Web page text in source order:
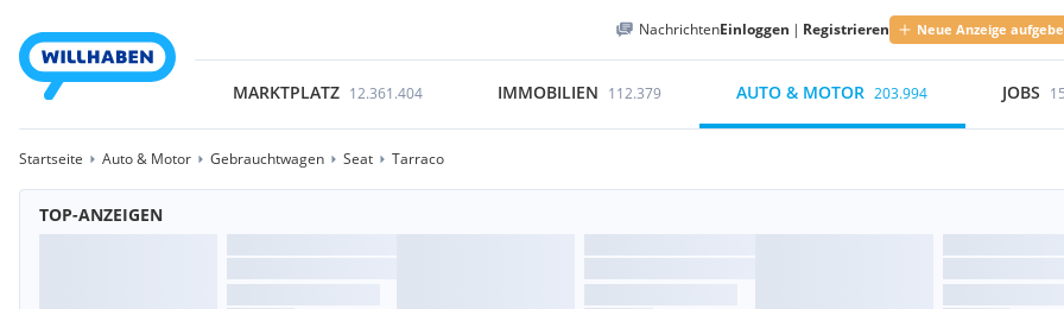
NachrichtenEinloggen | Registrieren Neue Anzeige
MARKTPLATZ 12.361.404 IMMOBILIEN 112.379 AUTO & MOTOR 203.994 JOBS
Startseite Auto & Motor Gebrauchtwagen Seat Tarraco
TOP-ANZEIGEN